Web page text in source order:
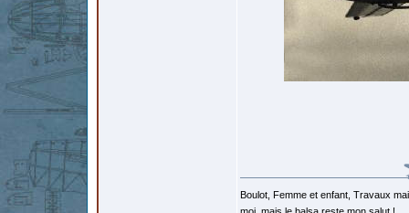
Boulot, Femme et enfant, Travaux